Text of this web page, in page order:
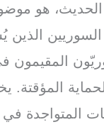
هو
السوريين الذين
المقيمون
المؤقتة.
المتواجدة في